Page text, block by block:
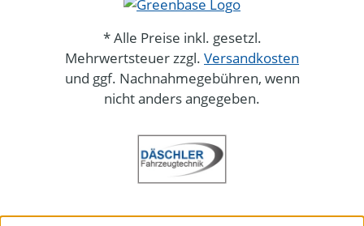
* Alle Preise inkl. gesetzl.
Mehrwertsteuer zzgl. Versandkosten
und ggf. Nachnahmegebühren, wenn
nicht anders angegeben.